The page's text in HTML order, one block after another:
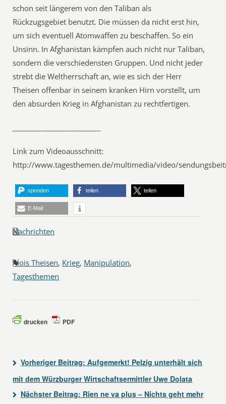
schon seit längerem von den Taliban als
Rückzugsgebiet benutzt. Die müssen da nicht erst hin,
um sich eventuell Atomwaffen zu beschaffen. So ein
Unsinn. In Afghanistan kämpfen auch nicht nur Taliban,
sondern die verschiedensten Gruppen. Und nicht jeder
strebt die Weltherrschaft an, wie es sich der Herr
Theisen offenbar in seinem kranken Hirn vorstellt, um
den absurden Krieg in Afghanistan zu rechtfertigen.
Link zum Videoausschnitt:
http://www.tagesthemen.de/multimedia/video/
spenden teilen teilen
E-Mail
Nachrichten
Alois Theisen, Krieg, Manipulation,
Tagesthemen
drucken PDF
Vorheriger Beitrag: Aufgemerkt! Pelzig unterhält sich
mit dem Würzburger Wirtschaftsermittler Uwe Dolata
Nächster Beitrag: Rien ne va plus – Nichts geht mehr